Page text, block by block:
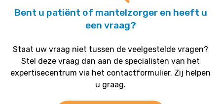
Bent u patiënt of mantelzorger en heeft u
een vraag?
Staat uw vraag niet tussen de veelgestelde vragen?
Stel deze vraag dan aan de specialisten van het
expertisecentrum via het contactformulier. Zij helpen
u graag.